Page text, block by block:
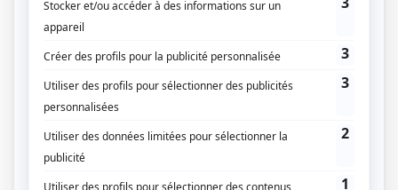
conséquences sur les
demandes d’urbanisme
Un sursis à statuer en urbanisme correspond à la
suspension momentanée d’une procédure telle que
l’instruction des demandes d’autorisation de
travaux : permis de construire, déclaration préalable ou
permis d’aménager. Conditions La commune a le
droit de surseoir à statuer tout projet qui mettrait en